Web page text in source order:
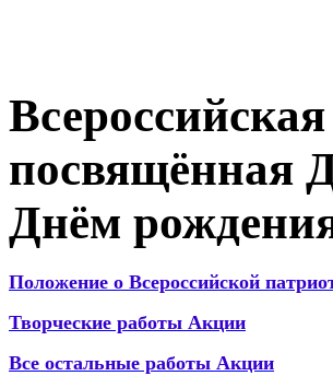
посвящённая
Днём
Положение о Всероссийской
Творческие работы Акции
Все остальные работы Акции